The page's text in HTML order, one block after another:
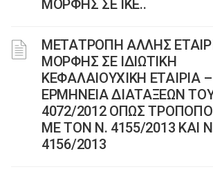
ΜΟΡΦΗΣ ΣΕ ΙΚΕ..
ΜΕΤΑΤΡΟΠΗ ΑΛΛΗΣ
ΜΟΡΦΗΣ ΣΕ ΙΔΙΩΤΙΚΗ
ΚΕΦΑΛΑΙΟΥΧΙΚΗ ΕΤΑΙΡΙΑ –
ΕΡΜΗΝΕΙΑ ΔΙΑΤΑΞΕΩΝ
4072/2012 ΟΠΩΣ
ΜΕ ΤΟΝ Ν. 4155/2013 ΚΑΙ
4156/2013